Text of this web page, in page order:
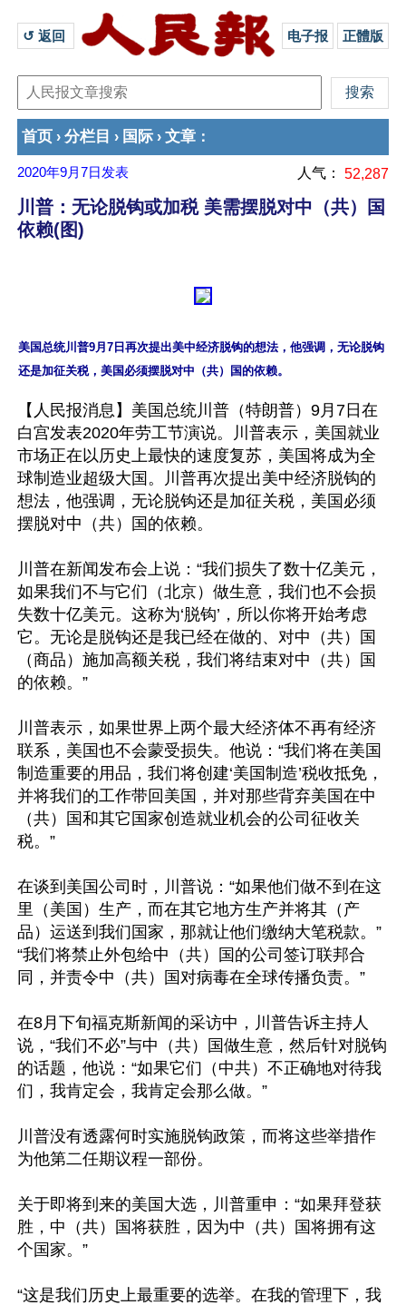
↺ 返回 电子报 正體版
首页 › 分栏目 › 国际 › 文章 ：
2020年9月7日 发表 人气： 52,287
川普：无论脱钩或加税 美需摆脱对中（共）国
依赖(图)
美国总统川普9月7日再次提出美中经济脱钩的想法，他强调，无论脱钩
【人民报消息】美国总统川普（特朗普）9月7日在
白宫发表2020年劳工节演说。川普表示，美国就业
市场正在以历史上最快的速度复苏，美国将成为全
球制造业超级大国。川普再次提出美中经济脱钩的
想法，他强调，无论脱钩还是加征关税，美国必须
摆脱对中（共）国的依赖。
川普在新闻发布会上说：“我们损失了数十亿美元，
如果我们不与它们（北京）做生意，我们也不会损
失数十亿美元。这称为‘脱钩’，所以你将开始考虑
它。无论是脱钩还是我已经在做的、对中（共）国
（商品）施加高额关税，我们将结束对中（共）国
的依赖。”
川普表示，如果世界上两个最大经济体不再有经济
联系，美国也不会蒙受损失。他说：“我们将在美国
制造重要的用品，我们将创建‘美国制造’税收抵免，
并将我们的工作带回美国，并对那些背弃美国在中
（共）国和其它国家创造就业机会的公司征收关
税。”
在谈到美国公司时，川普说：“如果他们做不到在这
里（美国）生产，而在其它地方生产并将其（产
品）运送到我们国家，那就让他们缴纳大笔税款。”
“我们将禁止外包给中（共）国的公司签订联邦合
同，并责令中（共）国对病毒在全球传播负责。”
在8月下旬福克斯新闻的采访中，川普告诉主持人
说，“我们不必”与中（共）国做生意，然后针对脱钩
的话题，他说：“如果它们（中共）不正确地对待我
们，我肯定会，我肯定会那么做。”
川普没有透露何时实施脱钩政策，而将这些举措作
为他第二任期议程一部份。
关于即将到来的美国大选，川普重申：“如果拜登获
胜，中（共）国将获胜，因为中（共）国将拥有这
个国家。”
“这是我们历史上最重要的选举。在我的管理下，我